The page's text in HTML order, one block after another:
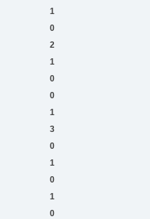
1
0
2
1
0
0
1
3
0
1
0
1
0